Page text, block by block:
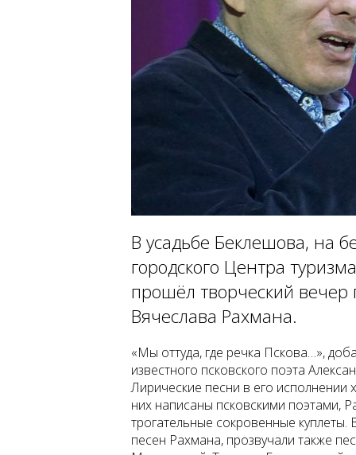
В усадьбе Беклешова, на
городского Центра
прошёл творческий вечер
Вячеслава Рахмана.
«Мы оттуда, где речка Пскова…»,
известного псковского поэта
Лирические песни в его
них написаны псковскими поэтами,
трогательные сокровенные
песен Рахмана, прозвучали также